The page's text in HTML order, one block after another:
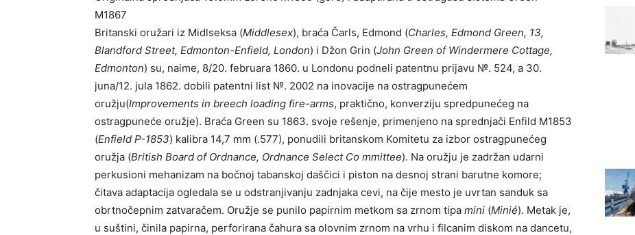
M1867
Britanski oružari iz Midlseksa (Middlesex), braća Čarls, Edmond (Charles, Edmond Green, 13,
Blandford Street, Edmonton-Enfield, London) i Džon Grin (John Green of Windermere Cottage,
Edmonton) su, naime, 8/20. februara 1860. u Londonu podneli patentnu prijavu №. 524, a 30.
juna/12. jula 1862. dobili patentni list №. 2002 na inovacije na ostragpunećem
oružju(Improvements in breech loading fire-arms, praktično, konverziju spredpunećeg na
ostragpuneće oružje). Braća Green su 1863. svoje rešenje, primenjeno na sprednjači Enfild M1853
(Enfield P-1853) kalibra 14,7 mm (.577), ponudili britanskom Komitetu za izbor ostragpunećeg
oružja (British Board of Ordnance, Ordnance Select Co mmittee). Na oružju je zadržan udarni
perkusioni mehanizam na bočnoj tabanskoj daščici i piston na desnoj strani barutne komore;
čitava adaptacija ogledala se u odstranjivanju zadnjaka cevi, na čije mesto je uvrtan sanduk sa
obrtnočepnim zatvaračem. Oružje se punilo papirnim metkom sa zrnom tipa mini (Minié). Metak je,
u suštini, činila papirna, perforirana čahura sa olovnim zrnom na vrhu i filcanim diskom na dancetu,